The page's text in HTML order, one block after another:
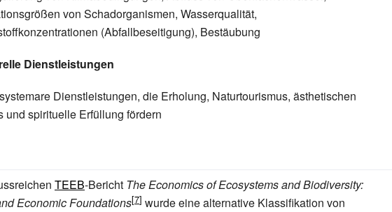
von Schadorganismen, Wasserqualität,
(Abfallbeseitigung), Bestäubung
Dienstleistungen
Dienstleistungen, die Erholung, Naturtourismus, ästhetischen
und spirituelle Erfüllung fördern
TEEB-Bericht The Economics of Ecosystems and Biodiversity:
Economic Foundations
wurde eine alternative Klassifikation von